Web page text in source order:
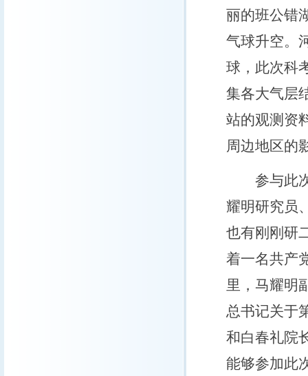
丽的班公错
气球升空。
球，此次科
集各大气层
站的观测资
周边地区的
参与此次
耀明研究员
也有刚刚研
着一名共产
里，马耀明
总书记关于
和白春礼院
能够参加此